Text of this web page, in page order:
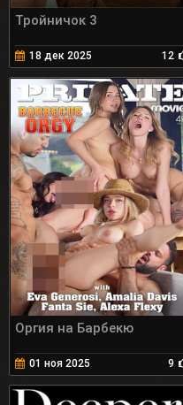
Тройничок 3
18 дек 2025 12
Оргия на Барбекю
01 ноя 2025 9